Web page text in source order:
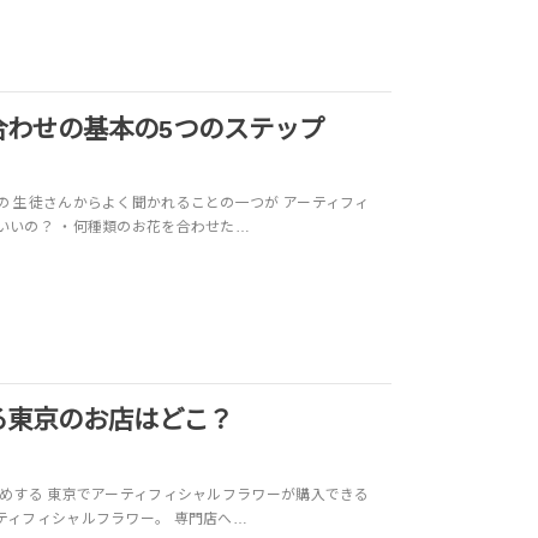
せの基本の5つのステップ
徒さんからよく聞かれることの一つが アーティフィ
いの？ ・何種類のお花を合わせた…
京のお店はどこ？
る 東京でアーティフィシャルフラワーが購入できる
ィフィシャルフラワー。 専門店へ…